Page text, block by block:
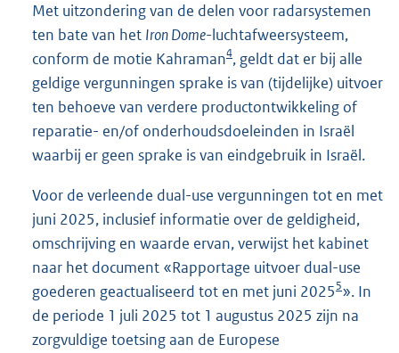
Met uitzondering van de delen voor radarsystemen
ten bate van het Iron Dome-luchtafweersysteem,
conform de motie Kahraman4, geldt dat er bij alle
geldige vergunningen sprake is van (tijdelijke) uitvoer
ten behoeve van verdere productontwikkeling of
reparatie- en/of onderhoudsdoeleinden in Israël
waarbij er geen sprake is van eindgebruik in Israël.
Voor de verleende dual-use vergunningen tot en met
juni 2025, inclusief informatie over de geldigheid,
omschrijving en waarde ervan, verwijst het kabinet
naar het document «Rapportage uitvoer dual-use
goederen geactualiseerd tot en met juni 20255». In
de periode 1 juli 2025 tot 1 augustus 2025 zijn na
zorgvuldige toetsing aan de Europese